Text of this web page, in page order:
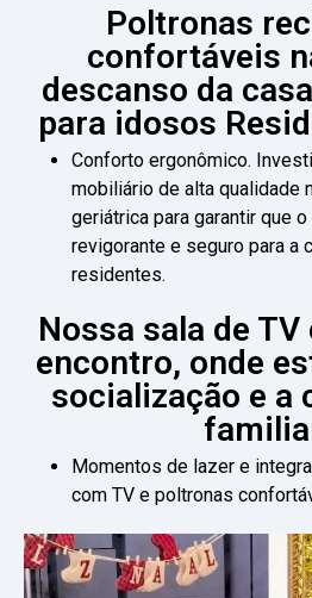
Poltronas
confortáveis
descanso da
para idosos
Conforto ergonômico.
mobiliário de alta qualidade
geriátrica para garantir que
revigorante e seguro para a
residentes.
Nossa sala de
encontro, onde
socialização e a
Momentos de lazer e
com TV e poltronas